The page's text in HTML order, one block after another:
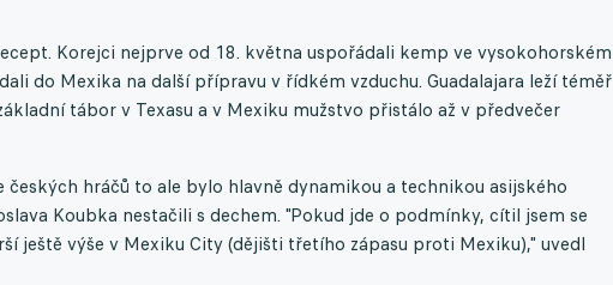
Korejci nejprve od 18. května uspořádali kemp ve vysokohorském
do Mexika na další přípravu v řídkém vzduchu. Guadalajara leží téměř
tábor v Texasu a v Mexiku mužstvo přistálo až v předvečer
hráčů to ale bylo hlavně dynamikou a technikou asijského
Koubka nestačili s dechem. "Pokud jde o podmínky, cítil jsem se
ještě výše v Mexiku City (dějišti třetího zápasu proti Mexiku)," uvedl